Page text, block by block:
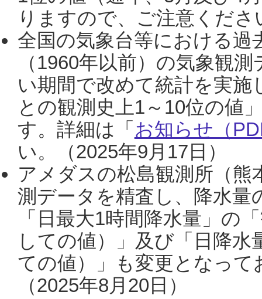
りますので、ご注意くだ
全国の気象台等における過
（1960年以前）の気象観
い期間で改めて統計を実
との観測史上1～10位の値
す。詳細は「 お知らせ（
い。（2025年9月17日）
アメダスの松島観測所（熊
測データを精査し、降水
「日最大1時間降水量」の
しての値）」及び「日降
ての値）」も変更となっ
（2025年8月20日）